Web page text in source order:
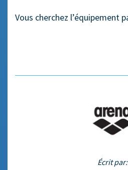
Vous cherchez l’équipement
Écrit par: